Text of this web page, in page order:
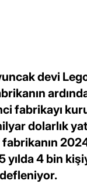
devi
fabrikayı
dolarlık
yılda 4 bin